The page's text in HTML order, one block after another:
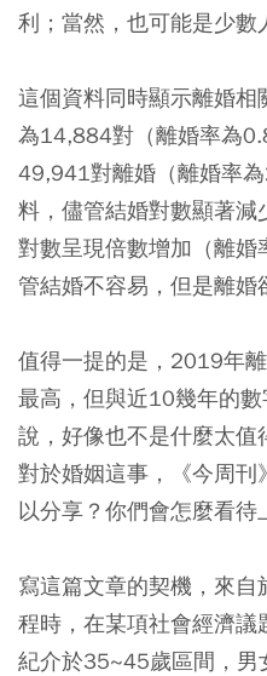
利；當然，也可能是少數
這個資料同時顯示離婚
為14,884對（離婚率為
49,941對離婚（離婚率
料，儘管結婚對數顯著
對數呈現倍數增加（離
管結婚不容易，但是離婚
值得一提的是，2019年
最高，但與近10幾年的
說，好像也不是什麼太值
對於婚姻這事，《今周
以分享？你們會怎麼看待
寫這篇文章的契機，來
程時，在某項社會經濟
紀介於35~45歲區間，男